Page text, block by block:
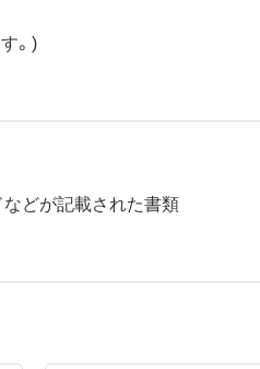
。)
どが記載された書類